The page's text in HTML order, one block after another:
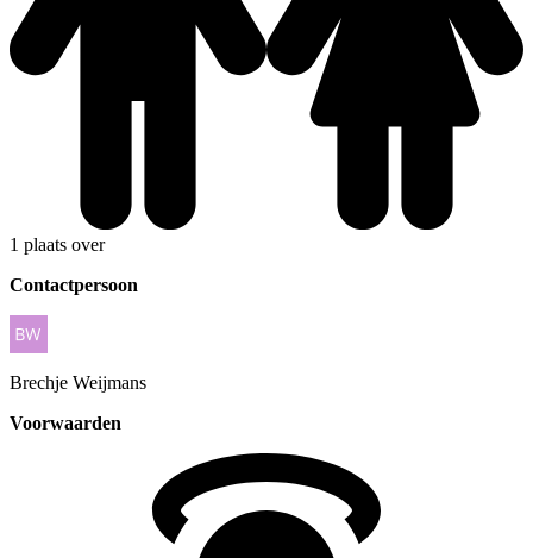
1 plaats over
Contactpersoon
Brechje Weijmans
Voorwaarden